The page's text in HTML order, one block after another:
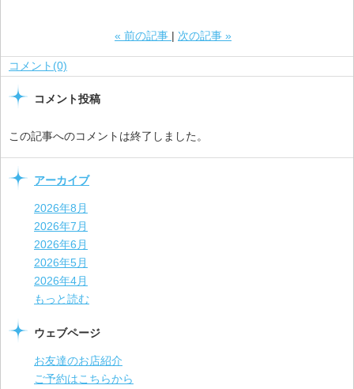
« 前の記事 次の記事 »
コメント(0)
コメント投稿
この記事へのコメントは終了しました。
アーカイブ
2026年8月
2026年7月
2026年6月
2026年5月
2026年4月
もっと読む
ウェブページ
お友達のお店紹介
ご予約はこちらから